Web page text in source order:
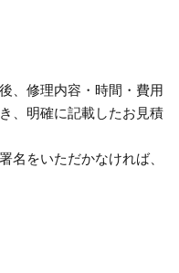
、修理内容・時間・費用
、明確に記載したお見積
名をいただかなければ、